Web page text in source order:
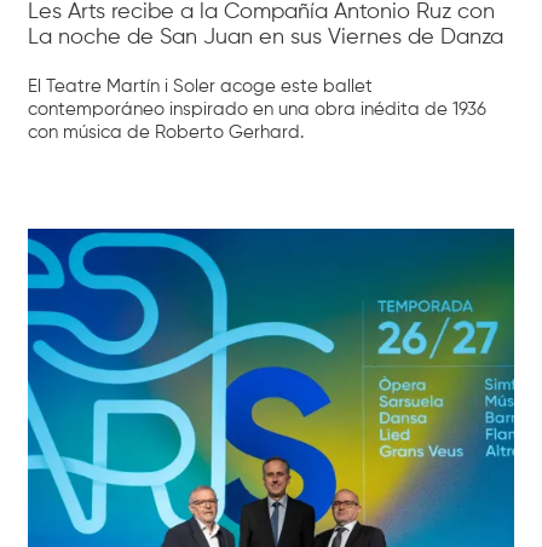
Les Arts recibe a la Compañía Antonio Ruz con
La noche de San Juan en sus Viernes de Danza
El Teatre Martín i Soler acoge este ballet
contemporáneo inspirado en una obra inédita de 1936
con música de Roberto Gerhard.